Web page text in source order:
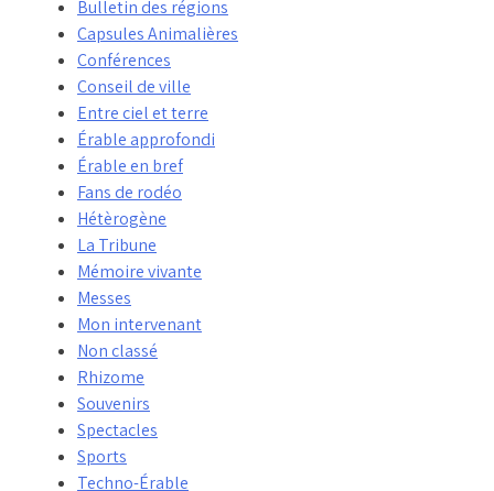
Bulletin des régions
Capsules Animalières
Conférences
Conseil de ville
Entre ciel et terre
Érable approfondi
Érable en bref
Fans de rodéo
Hétèrogène
La Tribune
Mémoire vivante
Messes
Mon intervenant
Non classé
Rhizome
Souvenirs
Spectacles
Sports
Techno-Érable